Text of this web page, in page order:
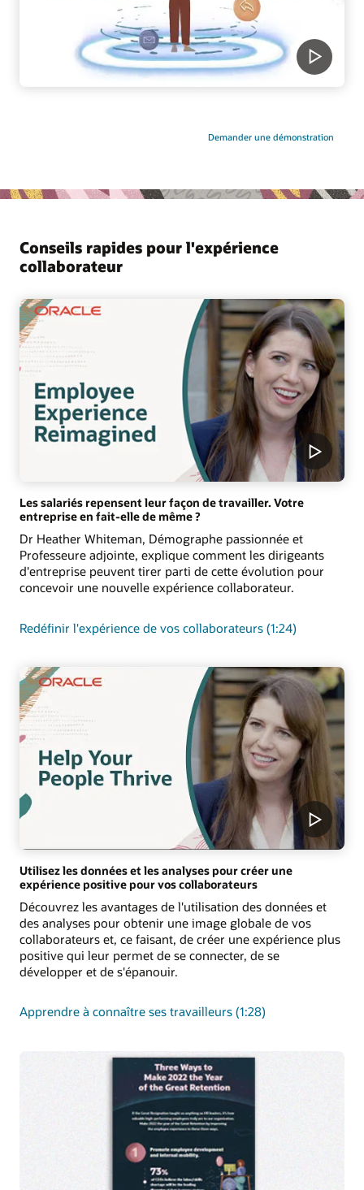
Demander une démonstration
Conseils rapides pour l'expérience
collaborateur
Les salariés repensent leur façon de travailler. Votre
entreprise en fait-elle de même ?
Dr Heather Whiteman, Démographe passionnée et
Professeure adjointe, explique comment les dirigeants
d'entreprise peuvent tirer parti de cette évolution pour
concevoir une nouvelle expérience collaborateur.
Redéfinir l'expérience de vos collaborateurs (1:24)
Utilisez les données et les analyses pour créer une
expérience positive pour vos collaborateurs
Découvrez les avantages de l'utilisation des données et
des analyses pour obtenir une image globale de vos
collaborateurs et, ce faisant, de créer une expérience plus
positive qui leur permet de se connecter, de se
développer et de s'épanouir.
Apprendre à connaître ses travailleurs (1:28)